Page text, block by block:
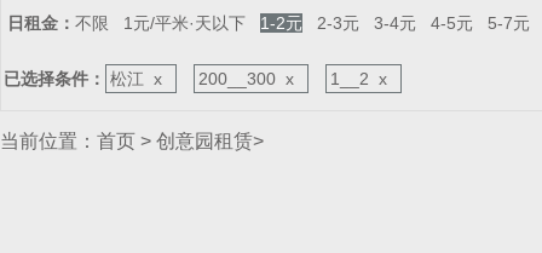
日租金： 不限 1元/平米·天以下 1-2元 2-3元 3-4元 4-5元 5-7元
已选择条件： 松江 x 200__300 x 1__2 x
当前位置： 首页 > 创意园租赁>